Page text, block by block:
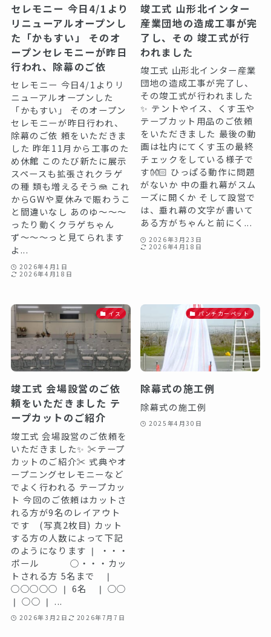
セレモニー 今日4/1より
リニューアルオープンし
た「かもすい」 そのオ
ープンセレモニーが昨日
行われ、除幕のご依
セレモニー 今日4/1よりリ
ニューアルオープンした
「かもすい」 そのオープン
セレモニーが昨日行われ、
除幕のご依 頼をいただきま
した 昨年11月から工事のた
め休館 このたび新たに展示
スペースも拡張されクラゲ
の種 類も増えるそう🪼 これ
からGWや夏休みで賑わうこ
と間違いなし あのゆ〜〜〜
ったり動くクラゲちゃん
ず〜〜〜っと見てられます
よ...
2026年4月1日
2026年4月18日
竣工式 山形北インター
産業団地の造成工事が完
了し、その 竣工式が行
われました
竣工式 山形北インター産業
団地の造成工事が完了し、
その竣工式が行われました
✨ テントやイス、くす玉や
テープカット用品のご依頼
をいただきました 最後の動
画は社内にてくす玉の最終
チェックをしている様子で
す👐🏻 ひっぱる動作に問題
がないか 中の垂れ幕がスム
ーズに開くか そして設営で
は、垂れ幕の文字が書いて
ある方がちゃんと前にく...
2026年3月23日
2026年4月18日
イス
竣工式 会場設営のご依
頼をいただきました ️テ
ープカットのご紹介️
竣工式 会場設営のご依頼を
いただきました✨ ✂️テープ
カットのご紹介✂️ 式典やオ
ープニングセレモニーなど
でよく行われる テープカッ
ト 今回のご依頼はカットさ
れる方が9名のレイアウト
です (写真2枚目) カット
する方の人数によって下記
のようになります ❘ ・・・
ポール ○・・・カッ
トされる方 5名まで ❘
○○○○○ ❘ 6名 ❘ ○○
❘ ○○ ❘ ...
2026年3月2日 2026年7月7日
パンチカーペット
除幕式の施工例
除幕式の施工例
2025年4月30日